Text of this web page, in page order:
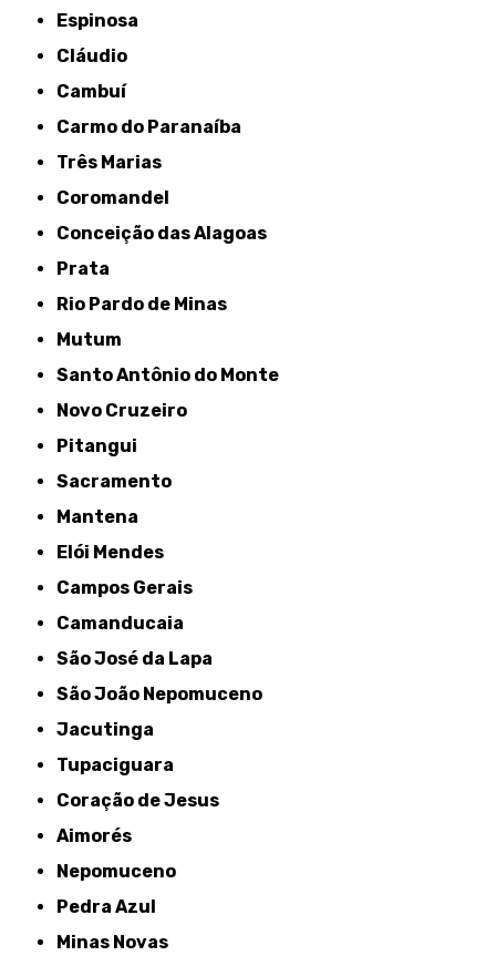
Espinosa
Cláudio
Cambuí
Carmo do Paranaíba
Três Marias
Coromandel
Conceição das Alagoas
Prata
Rio Pardo de Minas
Mutum
Santo Antônio do Monte
Novo Cruzeiro
Pitangui
Sacramento
Mantena
Elói Mendes
Campos Gerais
Camanducaia
São José da Lapa
São João Nepomuceno
Jacutinga
Tupaciguara
Coração de Jesus
Aimorés
Nepomuceno
Pedra Azul
Minas Novas